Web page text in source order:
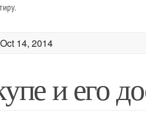
Oct 14, 2014
и его